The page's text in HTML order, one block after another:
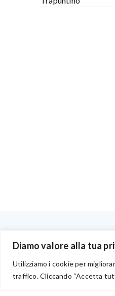
Diamo valore alla tua
Utilizziamo i cookie per
traffico. Cliccando “Accetta